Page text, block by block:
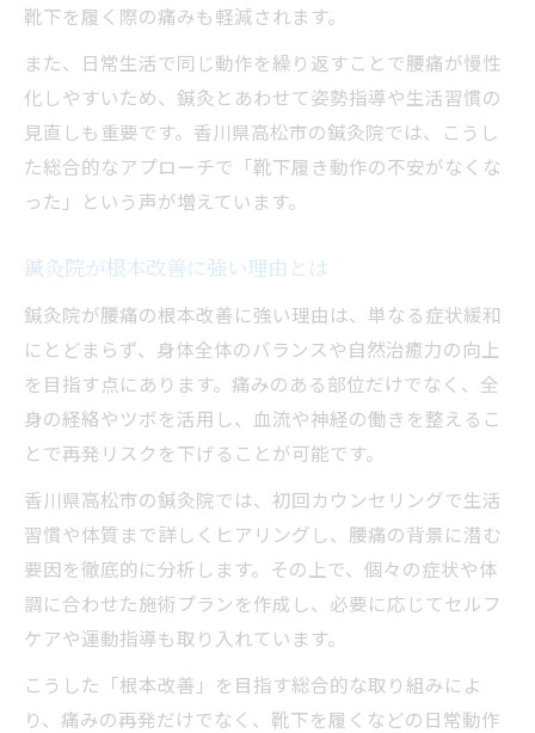
靴下を履く際の痛みも軽減されます。
また、日常生活で同じ動作を繰り返すことで腰痛が慢性
化しやすいため、鍼灸とあわせて姿勢指導や生活習慣の
見直しも重要です。香川県高松市の鍼灸院では、こうし
た総合的なアプローチで「靴下履き動作の不安がなくな
った」という声が増えています。
鍼灸院が根本改善に強い理由とは
鍼灸院が腰痛の根本改善に強い理由は、単なる症状緩和
にとどまらず、身体全体のバランスや自然治癒力の向上
を目指す点にあります。痛みのある部位だけでなく、全
身の経絡やツボを活用し、血流や神経の働きを整えるこ
とで再発リスクを下げることが可能です。
香川県高松市の鍼灸院では、初回カウンセリングで生活
習慣や体質まで詳しくヒアリングし、腰痛の背景に潜む
要因を徹底的に分析します。その上で、個々の症状や体
調に合わせた施術プランを作成し、必要に応じてセルフ
ケアや運動指導も取り入れています。
こうした「根本改善」を目指す総合的な取り組みによ
り、痛みの再発だけでなく、靴下を履くなどの日常動作